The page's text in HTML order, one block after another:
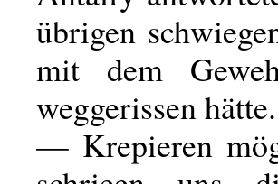
übrigen
mit dem
weggerissen hätte.
— Krepieren